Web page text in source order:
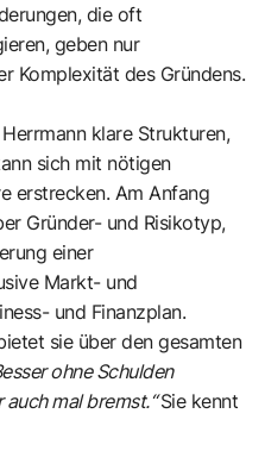
die oft
geben nur
Komplexität des Gründens.
klare Strukturen,
sich mit nötigen
erstrecken. Am Anfang
Gründer- und Risikotyp,
einer
Markt- und
und Finanzplan.
sie über den gesamten
ohne Schulden
auch mal bremst.“Sie kennt